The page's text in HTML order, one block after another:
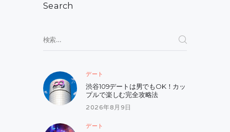
Search
索:
デート
渋谷109デートは男でもOK！カッ
プルで楽しむ完全攻略法
2026年8月9日
デート